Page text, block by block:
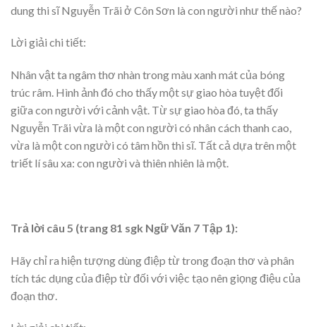
dung thi sĩ Nguyễn Trãi ở Côn Sơn là con người như thế nào?
Lời giải chi tiết:
Nhân vật ta ngâm thơ nhàn trong màu xanh mát của bóng
trúc râm. Hình ảnh đó cho thấy một sự giao hòa tuyệt đối
giữa con người với cảnh vật. Từ sự giao hòa đó, ta thấy
Nguyễn Trãi vừa là một con người có nhân cách thanh cao,
vừa là một con người có tâm hồn thi sĩ. Tất cả dựa trên một
triết lí sâu xa: con người và thiên nhiên là một.
Trả lời câu 5 (trang 81 sgk Ngữ Văn 7 Tập 1):
Hãy chỉ ra hiện tượng dùng điệp từ trong đoạn thơ và phân
tích tác dụng của điệp từ đối với việc tạo nên giọng điệu của
đoạn thơ.